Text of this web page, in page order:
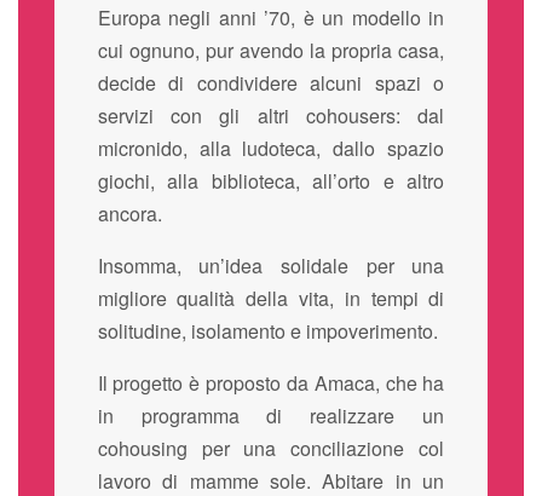
Europa negli anni ’70, è un modello in
cui ognuno, pur avendo la propria casa,
decide di condividere alcuni spazi o
servizi con gli altri cohousers: dal
micronido, alla ludoteca, dallo spazio
giochi, alla biblioteca, all’orto e altro
ancora.
Insomma, un’idea solidale per una
migliore qualità della vita, in tempi di
solitudine, isolamento e impoverimento.
Il progetto è proposto da Amaca, che ha
in programma di realizzare un
cohousing per una conciliazione col
lavoro di mamme sole. Abitare in un